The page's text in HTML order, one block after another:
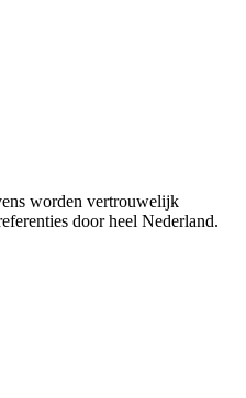
worden vertrouwelijk
door heel Nederland.